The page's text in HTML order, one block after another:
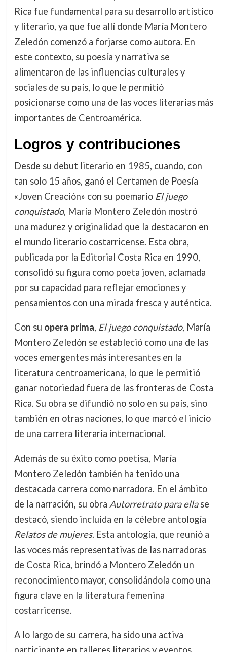
Rica fue fundamental para su desarrollo artístico
y literario, ya que fue allí donde María Montero
Zeledón comenzó a forjarse como autora. En
este contexto, su poesía y narrativa se
alimentaron de las influencias culturales y
sociales de su país, lo que le permitió
posicionarse como una de las voces literarias más
importantes de Centroamérica.
Logros y contribuciones
Desde su debut literario en 1985, cuando, con
tan solo 15 años, ganó el Certamen de Poesía
«Joven Creación» con su poemario El juego
conquistado, María Montero Zeledón mostró
una madurez y originalidad que la destacaron en
el mundo literario costarricense. Esta obra,
publicada por la Editorial Costa Rica en 1990,
consolidó su figura como poeta joven, aclamada
por su capacidad para reflejar emociones y
pensamientos con una mirada fresca y auténtica.
Con su opera prima, El juego conquistado, María
Montero Zeledón se estableció como una de las
voces emergentes más interesantes en la
literatura centroamericana, lo que le permitió
ganar notoriedad fuera de las fronteras de Costa
Rica. Su obra se difundió no solo en su país, sino
también en otras naciones, lo que marcó el inicio
de una carrera literaria internacional.
Además de su éxito como poetisa, María
Montero Zeledón también ha tenido una
destacada carrera como narradora. En el ámbito
de la narración, su obra Autorretrato para ellase
destacó, siendo incluida en la célebre antología
Relatos de mujeres. Esta antología, que reunió a
las voces más representativas de las narradoras
de Costa Rica, brindó a Montero Zeledón un
reconocimiento mayor, consolidándola como una
figura clave en la literatura femenina
costarricense.
A lo largo de su carrera, ha sido una activa